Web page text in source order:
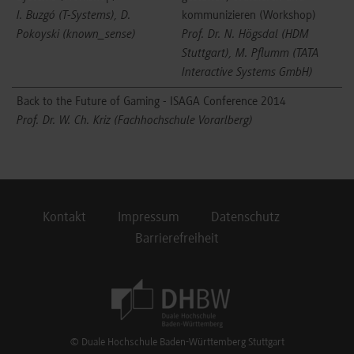
I. Buzgó (T-Systems), D.
Pokoyski (known_sense)
kommunizieren (Workshop)
Prof. Dr. N. Högsdal (HDM
Stuttgart), M. Pflumm (TATA
Interactive Systems GmbH)
Back to the Future of Gaming - ISAGA Conference 2014
Prof. Dr. W. Ch. Kriz (Fachhochschule Vorarlberg)
Footer Meta Navigation
Kontakt Impressum
Datenschutz
Barrierefreiheit
© Duale Hochschule Baden-Württemberg Stuttgart